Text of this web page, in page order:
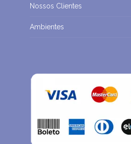
Nossos Clientes
Ambientes